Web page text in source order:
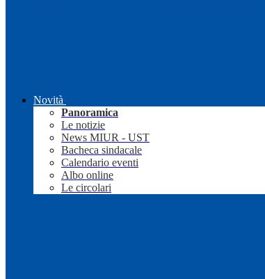
Novità
Panoramica
Le notizie
News MIUR - UST
Bacheca sindacale
Calendario eventi
Albo online
Le circolari